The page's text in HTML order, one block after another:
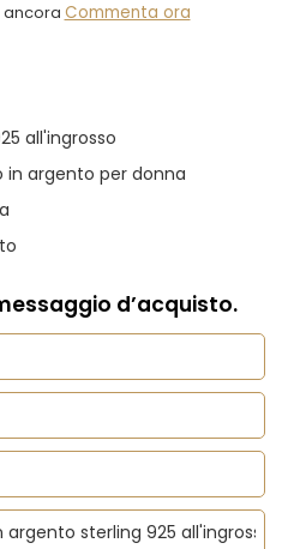
ancora Commenta ora
all'ingrosso
in argento per donna
d’acquisto.